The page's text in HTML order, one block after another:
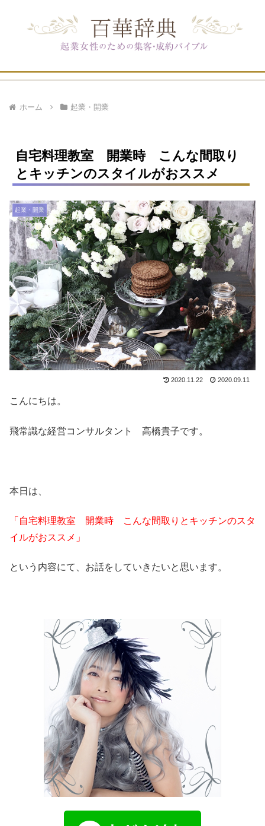
ホーム 起業・開業
自宅料理教室 開業時 こんな間取り
とキッチンのスタイルがおススメ
起業・開業
2020.11.22 2020.09.11
こんにちは。
飛常識な経営コンサルタント 高橋貴子です。
本日は、
「自宅料理教室 開業時 こんな間取りとキッチンのスタ
イルがおススメ」
という内容にて、お話をしていきたいと思います。